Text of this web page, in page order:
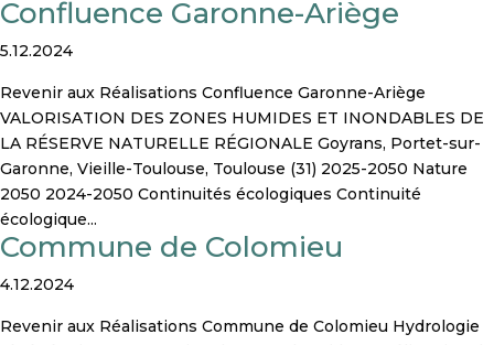
Confluence Garonne-Ariège
5.12.2024
Revenir aux Réalisations Confluence Garonne-Ariège
VALORISATION DES ZONES HUMIDES ET INONDABLES DE
LA RÉSERVE NATURELLE RÉGIONALE Goyrans, Portet-sur-
Garonne, Vieille-Toulouse, Toulouse (31) 2025-2050 Nature
2050 2024-2050 Continuités écologiques Continuité
écologique...
Commune de Colomieu
4.12.2024
Revenir aux Réalisations Commune de Colomieu Hydrologie